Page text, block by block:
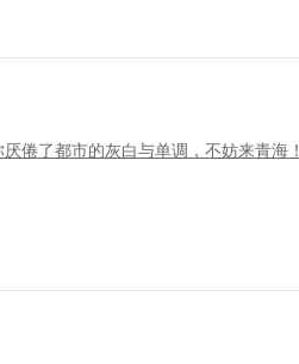
倦了都市的灰白与单调，不妨来青海！